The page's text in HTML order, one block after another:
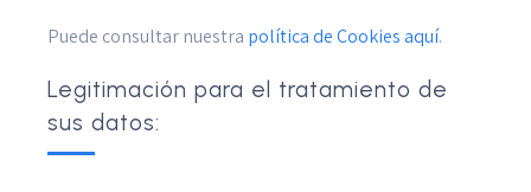
Puede consultar nuestra política de Cookies aquí.
Legitimación para el tratamiento de
sus datos: